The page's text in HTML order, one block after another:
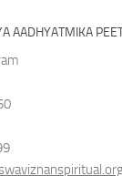
AADHYATMIKA